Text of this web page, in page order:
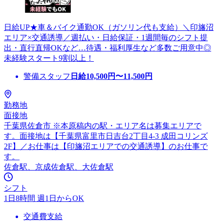
日給UP★車＆バイク通勤OK（ガソリン代も支給）＼印旛沼
エリア×交通誘導／週払い・日給保証・1週間毎のシフト提
出・直行直帰OKなど…待遇・福利厚生など多数ご用意中◎
未経験スタート9割以上！
警備スタッフ 日給10,500円〜11,500円
勤務地
面接地
千葉県佐倉市 ※本原稿内の駅・エリア名は募集エリアで
す。面接地は【千葉県富里市日吉台2丁目4-3 成田コリンズ
2F】／お仕事は【印旛沼エリアでの交通誘導】のお仕事で
す。
佐倉駅、京成佐倉駅、大佐倉駅
シフト
1日8時間 週1日からOK
交通費支給